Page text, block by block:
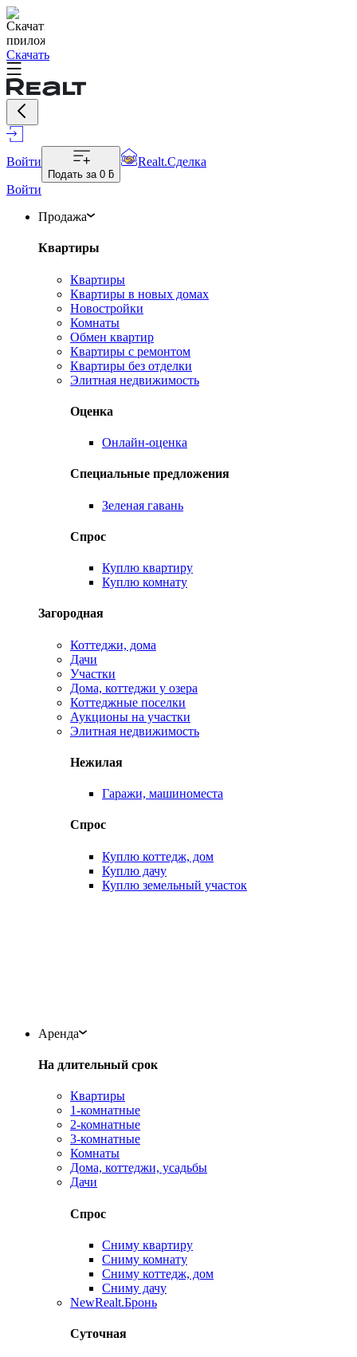
Скачать
Войти
Подать за 0 ƃ
Realt.Сделка
Войти
Продажа
Квартиры
Квартиры
Квартиры в новых домах
Новостройки
Комнаты
Обмен квартир
Квартиры с ремонтом
Квартиры без отделки
Элитная недвижимость
Оценка
Онлайн-оценка
Специальные предложения
Зеленая гавань
Спрос
Куплю квартиру
Куплю комнату
Загородная
Коттеджи, дома
Дачи
Участки
Дома, коттеджи у озера
Коттеджные поселки
Аукционы на участки
Элитная недвижимость
Нежилая
Гаражи, машиноместа
Спрос
Куплю коттедж, дом
Куплю дачу
Куплю земельный участок
Аренда
На длительный срок
Квартиры
1-комнатные
2-комнатные
3-комнатные
Комнаты
Дома, коттеджи, усадьбы
Дачи
Спрос
Сниму квартиру
Сниму комнату
Сниму коттедж, дом
Сниму дачу
NewRealt.Бронь
Суточная